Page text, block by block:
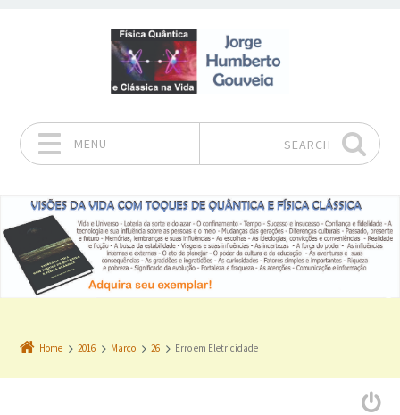
MENU SEARCH
Home 2016 Março 26 Erro em Eletricidade